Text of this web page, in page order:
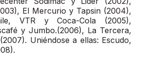
El Mercurio y Tapsin (2004),
VTR y Coca-Cola (2005),
y Jumbo.(2006), La Tercera,
Uniéndose a ellas: Escudo,